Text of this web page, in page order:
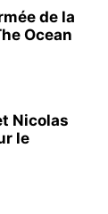
de la
Ocean
Nicolas
le